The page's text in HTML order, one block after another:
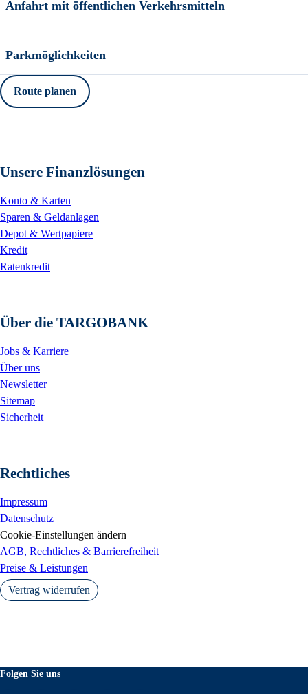
Anfahrt mit öffentlichen Verkehrsmitteln
Parkmöglichkeiten
Route planen
Unsere Finanzlösungen
Konto & Karten
Sparen & Geldanlagen
Depot & Wertpapiere
Kredit
Ratenkredit
Über die TARGOBANK
Jobs & Karriere
Über uns
Newsletter
Sitemap
Sicherheit
Rechtliches
Impressum
Datenschutz
Cookie-Einstellungen ändern
AGB, Rechtliches & Barrierefreiheit
Preise & Leistungen
Vertrag widerrufen
Folgen Sie uns